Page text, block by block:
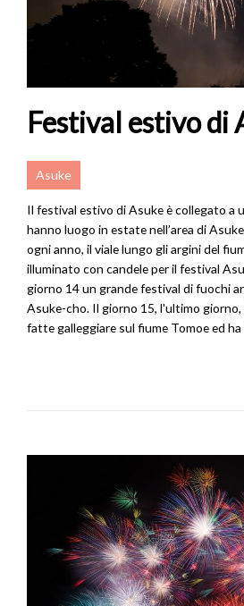
Festival estivo di
Asuke
Il festival estivo di Asuke è collegato a
hanno luogo in estate nell’area di
ogni anno, il viale lungo gli argini del
illuminato con candele per il festival
giorno 14 un grande festival di fuochi
Asuke-cho. Il giorno 15, l'ultimo
fatte galleggiare sul fiume Tomoe ed